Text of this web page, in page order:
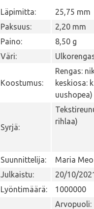
Läpimitta:
25,75 mm
Paksuus:
2,20 mm
Paino:
8,50 g
Väri:
Koostumus:
Rengas:
keskiosa:
uushopea)
Syrjä:
rihlaa)
Suunnittelija:
Maria
Julkaistu:
20/10/
Lyöntimäärä:
1000000
Arvopuoli: